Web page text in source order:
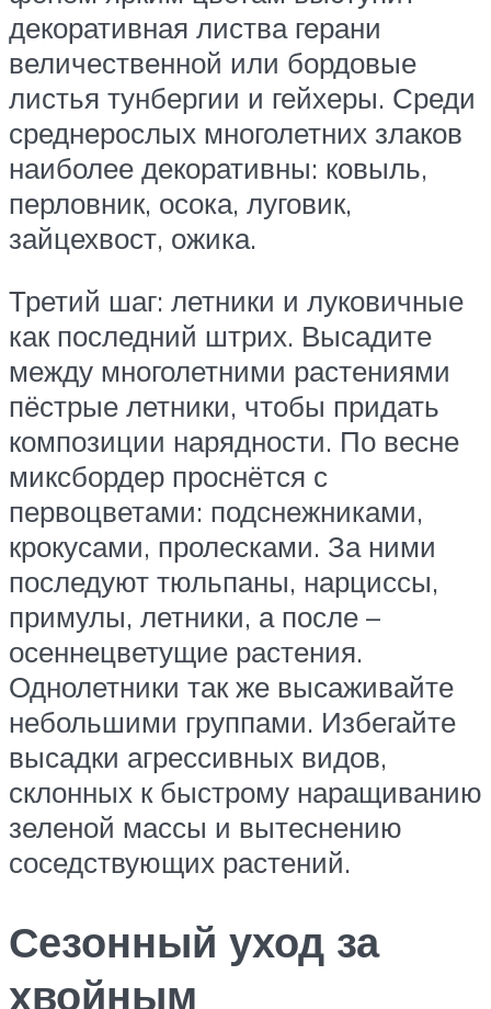
декоративная листва герани
величественной или бордовые
листья тунбергии и гейхеры. Среди
среднерослых многолетних злаков
наиболее декоративны: ковыль,
перловник, осока, луговик,
зайцехвост, ожика.
Третий шаг: летники и луковичные
как последний штрих. Высадите
между многолетними растениями
пёстрые летники, чтобы придать
композиции нарядности. По весне
миксбордер проснётся с
первоцветами: подснежниками,
крокусами, пролесками. За ними
последуют тюльпаны, нарциссы,
примулы, летники, а после –
осеннецветущие растения.
Однолетники так же высаживайте
небольшими группами. Избегайте
высадки агрессивных видов,
склонных к быстрому наращиванию
зеленой массы и вытеснению
соседствующих растений.
Сезонный уход за
хвойным